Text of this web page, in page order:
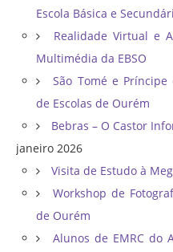
Escola Básica e
Realidade Virtual e
Multimédia da EBSO
São Tomé e
de Escolas de Ourém
Bebras – O Castor
janeiro 2026
Visita de Estudo à
Workshop de
de Ourém
Alunos de EMRC do